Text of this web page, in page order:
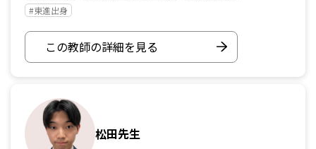
#東進出身
この教師の詳細を見る
松田先生